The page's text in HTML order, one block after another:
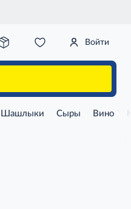
Войти
Шашлыки Сыры Вино